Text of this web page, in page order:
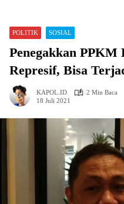
POLITIK SOSIAL
Penegakkan
Represif, Bisa
KAPOL.ID
2 Min Baca
18 Juli 2021